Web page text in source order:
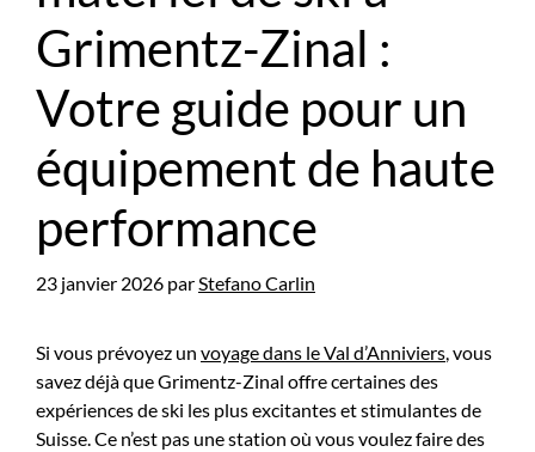
Grimentz-Zinal :
Votre guide pour un
équipement de haute
performance
23 janvier 2026 parStefano Carlin
Si vous prévoyez un voyage dans le Val d’Anniviers, vous
savez déjà que Grimentz-Zinal offre certaines des
expériences de ski les plus excitantes et stimulantes de
Suisse. Ce n’est pas une station où vous voulez faire des